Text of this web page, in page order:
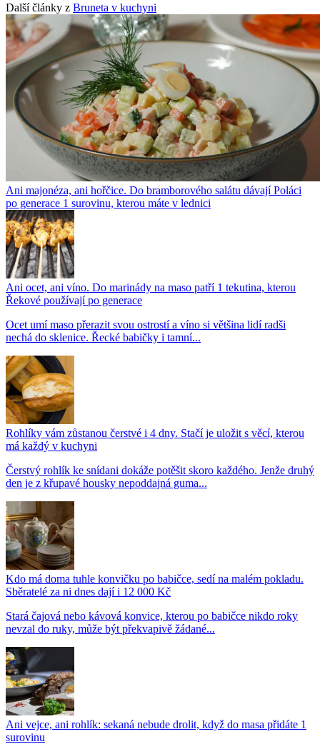
Další články z Bruneta v kuchyni
Ani majonéza, ani hořčice. Do bramborového salátu dávají Poláci
po generace 1 surovinu, kterou máte v lednici
Ani ocet, ani víno. Do marinády na maso patří 1 tekutina, kterou
Řekové používají po generace
Ocet umí maso přerazit svou ostrostí a víno si většina lidí radši
nechá do sklenice. Řecké babičky i tamní...
Rohlíky vám zůstanou čerstvé i 4 dny. Stačí je uložit s věcí, kterou
má každý v kuchyni
Čerstvý rohlík ke snídani dokáže potěšit skoro každého. Jenže druhý
den je z křupavé housky nepoddajná guma...
Kdo má doma tuhle konvičku po babičce, sedí na malém pokladu.
Sběratelé za ni dnes dají i 12 000 Kč
Stará čajová nebo kávová konvice, kterou po babičce nikdo roky
nevzal do ruky, může být překvapivě žádané...
Ani vejce, ani rohlík: sekaná nebude drolit, když do masa přidáte 1
surovinu